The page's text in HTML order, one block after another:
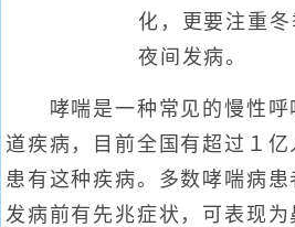
化，更要注重冬
夜间发病。
哮喘是一种常见的慢性呼
道疾病，目前全国有超过１亿
患有这种疾病。多数哮喘病患
发病前有先兆症状，可表现为